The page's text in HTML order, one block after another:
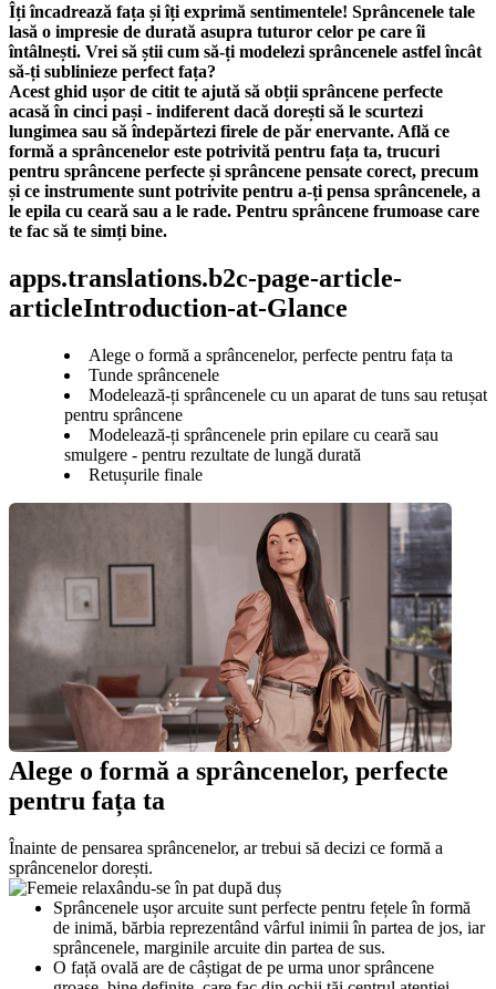
Îți încadrează fața și îți exprimă sentimentele! Sprâncenele tale
lasă o impresie de durată asupra tuturor celor pe care îi
întâlnești. Vrei să știi cum să-ți modelezi sprâncenele astfel încât
să-ți sublinieze perfect fața?
Acest ghid ușor de citit te ajută să obții sprâncene perfecte
acasă în cinci pași - indiferent dacă dorești să le scurtezi
lungimea sau să îndepărtezi firele de păr enervante. Află ce
formă a sprâncenelor este potrivită pentru fața ta, trucuri
pentru sprâncene perfecte și sprâncene pensate corect, precum
și ce instrumente sunt potrivite pentru a-ți pensa sprâncenele, a
le epila cu ceară sau a le rade. Pentru sprâncene frumoase care
te fac să te simți bine.
apps.translations.b2c-page-article-
articleIntroduction-at-Glance
Alege o formă a sprâncenelor, perfecte pentru fața ta
Tunde sprâncenele
Modelează-ți sprâncenele cu un aparat de tuns sau retușat
pentru sprâncene
Modelează-ți sprâncenele prin epilare cu ceară sau
smulgere - pentru rezultate de lungă durată
Retușurile finale
Alege o formă a sprâncenelor, perfecte
pentru fața ta
Înainte de pensarea sprâncenelor, ar trebui să decizi ce formă a
sprâncenelor dorești.
Sprâncenele ușor arcuite sunt perfecte pentru fețele în formă
de inimă, bărbia reprezentând vârful inimii în partea de jos, iar
sprâncenele, marginile arcuite din partea de sus.
O față ovală are de câștigat de pe urma unor sprâncene